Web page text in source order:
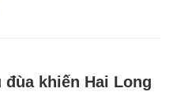
đùa khiến Hai Long